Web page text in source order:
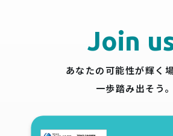
Join
あなたの可能性が輝く場
一歩踏み出そう。